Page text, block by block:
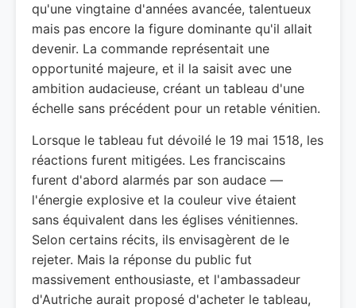
qu'une vingtaine d'années avancée, talentueux
mais pas encore la figure dominante qu'il allait
devenir. La commande représentait une
opportunité majeure, et il la saisit avec une
ambition audacieuse, créant un tableau d'une
échelle sans précédent pour un retable vénitien.
Lorsque le tableau fut dévoilé le 19 mai 1518, les
réactions furent mitigées. Les franciscains
furent d'abord alarmés par son audace —
l'énergie explosive et la couleur vive étaient
sans équivalent dans les églises vénitiennes.
Selon certains récits, ils envisagèrent de le
rejeter. Mais la réponse du public fut
massivement enthousiaste, et l'ambassadeur
d'Autriche aurait proposé d'acheter le tableau,